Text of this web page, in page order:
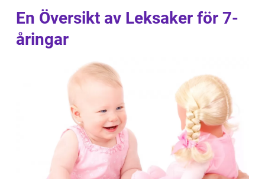
En Översikt av Leksaker för 7-
åringar